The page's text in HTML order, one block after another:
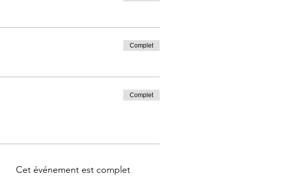
Complet
Complet
Cet événement est complet